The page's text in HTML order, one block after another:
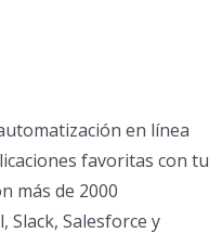
en línea
favoritas con tu
más de 2000
Slack, Salesforce y